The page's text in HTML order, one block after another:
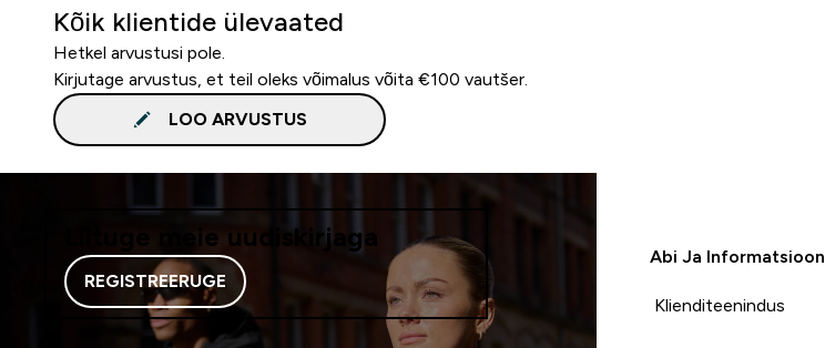
Kõik klientide ülevaated
Hetkel arvustusi pole.
Kirjutage arvustus, et teil oleks võimalus võita €100 vautšer.
LOO ARVUSTUS
Liituge meie uudiskirjaga
REGISTREERUGE
Abi Ja Informatsioon
Klienditeenindus